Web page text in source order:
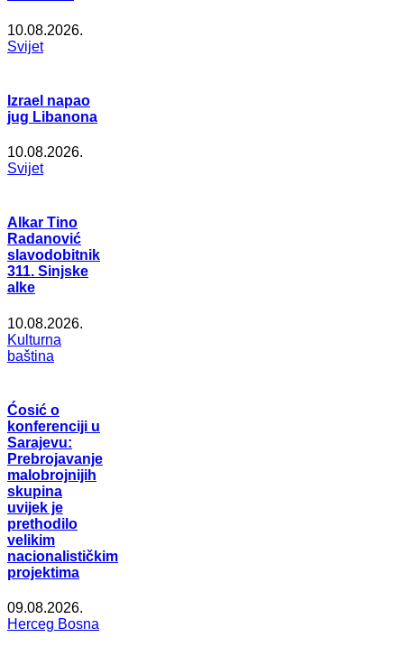
10.08.2026.
Svijet
Izrael napao
jug Libanona
10.08.2026.
Svijet
Alkar Tino
Radanović
slavodobitnik
311. Sinjske
alke
10.08.2026.
Kulturna
baština
Ćosić o
konferenciji u
Sarajevu:
Prebrojavanje
malobrojnijih
skupina
uvijek je
prethodilo
velikim
nacionalističkim
projektima
09.08.2026.
Herceg Bosna